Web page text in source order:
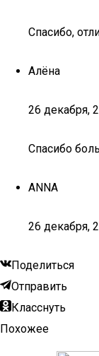
Спасибо,
Алёна
26 декабря,
Спасибо
ANNA
26 декабря,
Поделиться
Отправить
Класснуть
Похожее